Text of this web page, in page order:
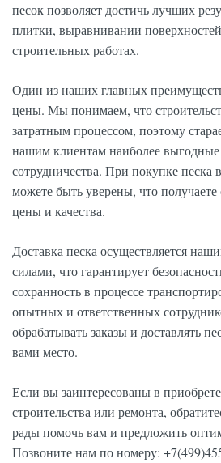
песок позволяет достичь лучших
плитки, выравнивании
строительных работах.
Один из наших главных
цены. Мы понимаем, что
затратным процессом, поэтому
нашим клиентам наиболее выгодные
сотрудничества. При покупке
можете быть уверены, что
цены и качества.
Доставка песка осуществляется
силами, что гарантирует
сохранность в процессе
опытных и ответственных
обрабатывать заказы и доставлять
вами место.
Если вы заинтересованы в
строительства или ремонта,
рады помочь вам и предложить
Позвоните нам по номеру: